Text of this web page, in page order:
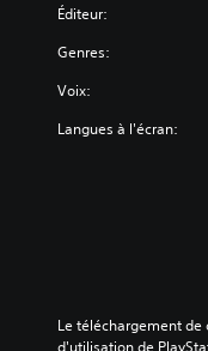
Éditeur:
Genres:
Voix:
Langues à l'écran:
Le téléchargement de
d'utilisation de